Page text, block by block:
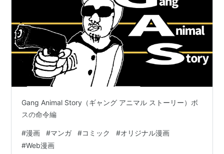
Gang Animal Story（ギャング アニマル ストーリー）ボ
スの命令編
#漫画 #マンガ #コミック #オリジナル漫画
#Web漫画